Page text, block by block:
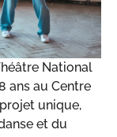
National
ans au Centre
unique,
et du